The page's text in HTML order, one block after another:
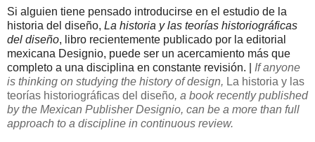
Si alguien tiene pensado introducirse en el estudio de la
historia del diseño, La historia y las teorías historiográficas
del diseño, libro recientemente publicado por la editorial
mexicana Designio, puede ser un acercamiento más que
completo a una disciplina en constante revisión. | If anyone
is thinking on studying the history of design, La historia y las
teorías historiográficas del diseño, a book recently published
bythe Mexican PublisherDesignio, can be a more than full
approach to a discipline in continuous review.